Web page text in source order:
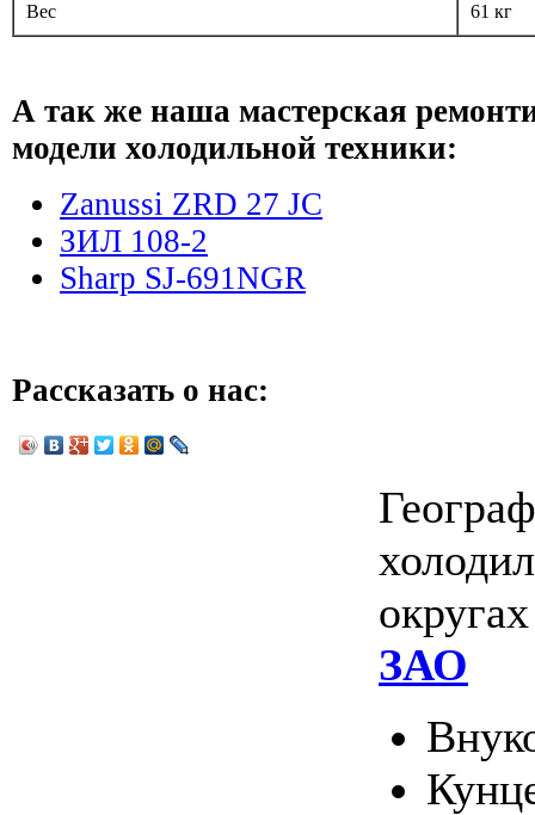
Вес 61 кг
А так же наша мастерская
модели холодильной техники:
Zanussi ZRD 27 JC
ЗИЛ 108-2
Sharp SJ-691NGR
Рассказать о нас:
ЗАО